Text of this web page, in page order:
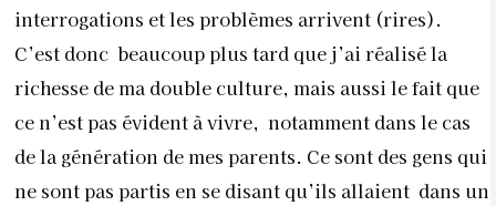
interrogations et les problèmes arrivent (rires).
C’est donc beaucoup plus tard que j’ai réalisé la
richesse de ma double culture, mais aussi le fait que
ce n’est pas évident à vivre, notamment dans le cas
de la génération de mes parents. Ce sont des gens qui
ne sont pas partis en se disant qu’ils allaient dans un